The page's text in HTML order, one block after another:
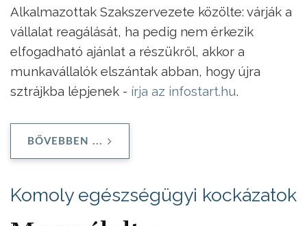
Alkalmazottak Szakszervezete közölte: várják a
vállalat reagálását, ha pedig nem érkezik
elfogadható ajánlat a részükről, akkor a
munkavállalók elszántak abban, hogy újra
sztrájkba lépjenek - írja az infostart.hu.
BŐVEBBEN ...
Komoly egészségügyi kockázatok